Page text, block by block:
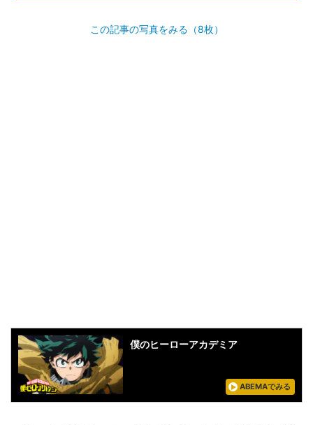
この記事の写真をみる（8枚）
僕のヒーローアカデミア
ABEMAでみる